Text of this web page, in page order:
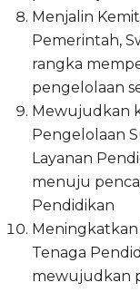
Menjalin
Pemerintah,
rangka
pengelolaan
Mewujudkan
Pengelolaan
Layanan
menuju
Pendidikan
Meningkatkan
Tenaga
mewujudkan